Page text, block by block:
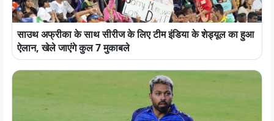
साउथ अफ्रीका के साथ सीरीज के लिए टीम इंडिया के शेड्यूल का हुआ
ऐलान, खेले जाएंगे कुल 7 मुकाबले